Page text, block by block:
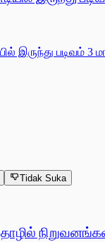
Tidak Suka